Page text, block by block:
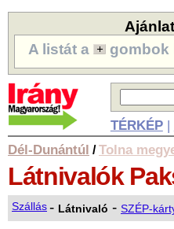
A listát a
gombok
TÉRKÉP|
Dél-Dunántúl /Tolna
Látnivalók
Szállás- Látnivaló - SZÉP-